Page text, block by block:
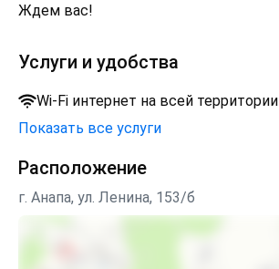
Ждем вас!
Услуги и удобства
Wi-Fi интернет на всей территории
Показать все услуги
Расположение
г. Анапа, ул. Ленина, 153/б